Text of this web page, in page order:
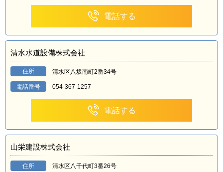
電話する
清水水道設備株式会社
住所 清水区八坂南町2番34号
電話番号 054-367-1257
電話する
山栄建設株式会社
住所 清水区八千代町3番26号